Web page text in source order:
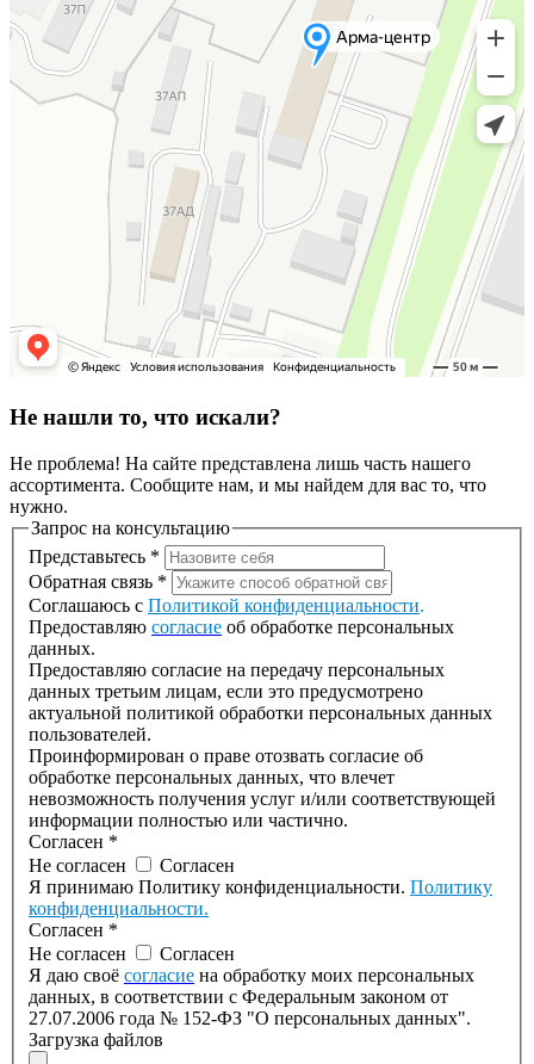
Не нашли то, что искали?
Не проблема! На сайте представлена лишь часть нашего
ассортимента. Сообщите нам, и мы найдем для вас то, что
нужно.
Запрос на консультацию
Представьтесь *
Обратная связь *
Соглашаюсь с Политикой конфиденциальности.
Предоставляю согласие об обработке персональных
данных.
Предоставляю согласие на передачу персональных
данных третьим лицам, если это предусмотрено
актуальной политикой обработки персональных данных
пользователей.
Проинформирован о праве отозвать согласие об
обработке персональных данных, что влечет
невозможность получения услуг и/или соответствующей
информации полностью или частично.
Согласен *
Не согласен
Согласен
Я принимаю Политику конфиденциальности. Политику
конфиденциальности.
Согласен *
Не согласен
Согласен
Я даю своё согласие на обработку моих персональных
данных, в соответствии с Федеральным законом от
27.07.2006 года № 152-ФЗ "О персональных данных".
Загрузка файлов